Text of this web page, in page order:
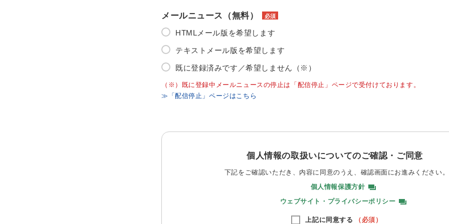
メールニュース（無料） 必須
HTMLメール版を希望します
テキストメール版を希望します
既に登録済みです／希望しません（※）
（※）既に登録中メールニュースの停止は「配信停止」ページで受付けております。
≫「配信停止」ページはこちら
個人情報の取扱いについてのご確認・ご同意
下記をご確認いただき、内容に同意のうえ、 確認画面にお進みください。
個人情報保護方針
ウェブサイト・プライバシーポリシー
上記に同意する （必須）